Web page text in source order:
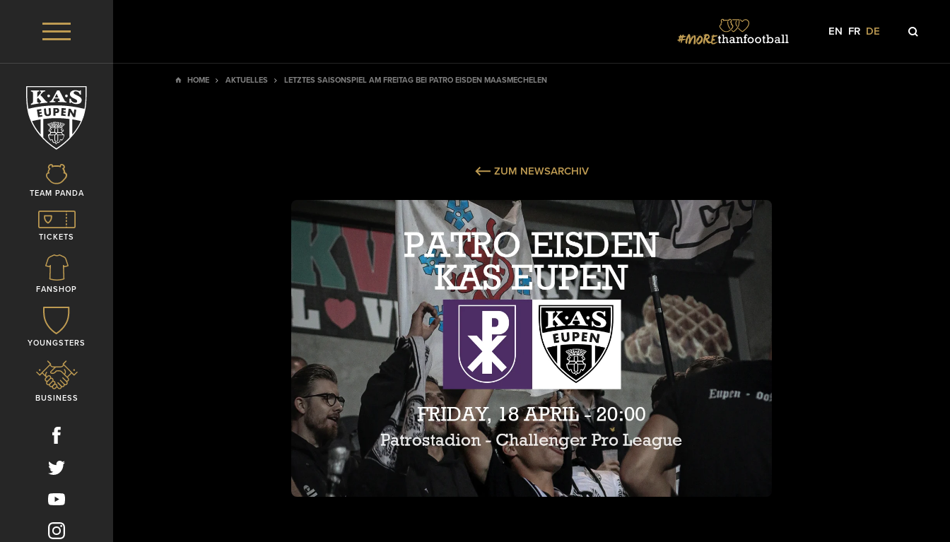
TEAM PANDA
TICKETS
FANSHOP
YOUNGSTERS
BUSINESS
EN FR DE
HOME AKTUELLES LETZTES SAISONSPIEL AM FREITAG BEI PATRO EISDEN MAASMECHELEN
ZUM NEWSARCHIV